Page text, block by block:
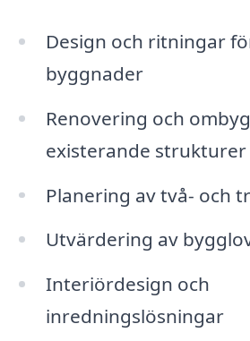
Design och ritningar
byggnader
Renovering och
existerande strukturer
Planering av två- och
Utvärdering av
Interiördesign och
inredningslösningar